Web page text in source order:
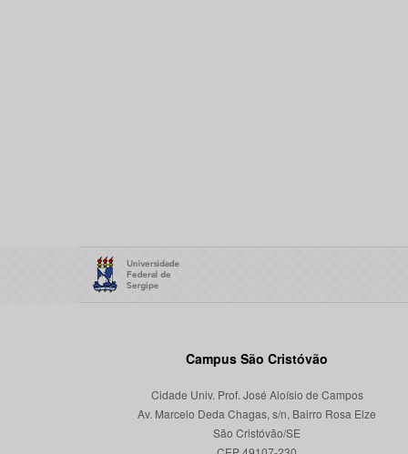
Campus São Cristóvão
Cidade Univ. Prof. José Aloísio de Campos
Av. Marcelo Deda Chagas, s/n, Bairro Rosa Elze
São Cristóvão/SE